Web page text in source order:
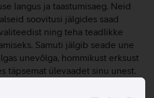
langus ja taastumisaeg. Neid
soovitusi jälgides saad
ning teha teadlikke
Samuti jälgib seade une
unevõlga, hommikust erksust
täpsemat ülevaadet sinu unest.
taastumise muutusi,